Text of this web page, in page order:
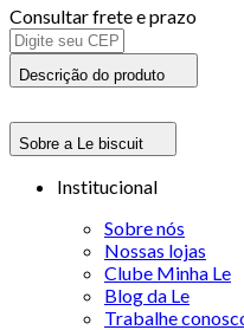
Consultar frete e prazo
Descrição do produto
Sobre a Le biscuit
Institucional
Sobre nós
Nossas lojas
Clube Minha Le
Blog da Le
Trabalhe